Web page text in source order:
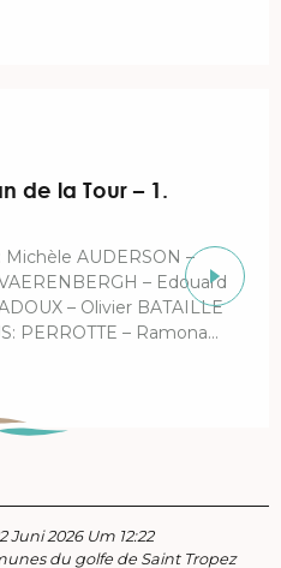
de la Tour – 1.
Michèle AUDERSON –
– Edouard
– Olivier BATAILLE
PERROTTE – Ramona...
Juni 2026 Um 12:22
du golfe de Saint Tropez